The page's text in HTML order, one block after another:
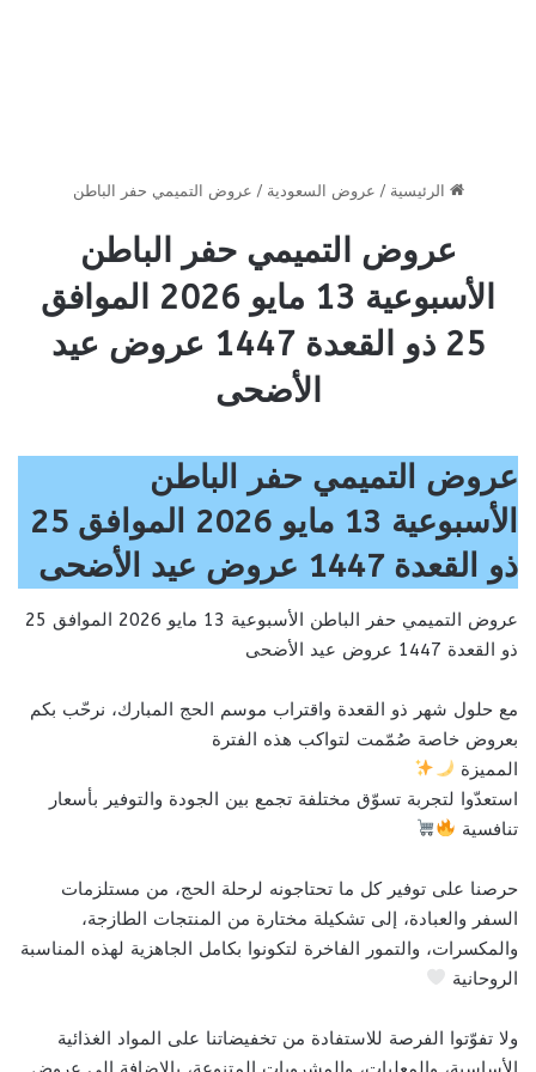
الرئيسية / عروض السعودية / عروض التميمي حفر الباطن
عروض التميمي حفر الباطن
الأسبوعية 13 مايو 2026 الموافق
25 ذو القعدة 1447 عروض عيد
الأضحى
عروض التميمي حفر الباطن
الأسبوعية 13 مايو 2026 الموافق 25
ذو القعدة 1447 عروض عيد الأضحى
عروض التميمي حفر الباطن الأسبوعية 13 مايو 2026 الموافق 25
ذو القعدة 1447 عروض عيد الأضحى
مع حلول شهر ذو القعدة واقتراب موسم الحج المبارك، نرحّب بكم
بعروض خاصة صُمّمت لتواكب هذه الفترة
المميزة
استعدّوا لتجربة تسوّق مختلفة تجمع بين الجودة والتوفير بأسعار
تنافسية
حرصنا على توفير كل ما تحتاجونه لرحلة الحج، من مستلزمات
السفر والعبادة، إلى تشكيلة مختارة من المنتجات الطازجة،
والمكسرات، والتمور الفاخرة لتكونوا بكامل الجاهزية لهذه المناسبة
الروحانية
ولا تفوّتوا الفرصة للاستفادة من تخفيضاتنا على المواد الغذائية